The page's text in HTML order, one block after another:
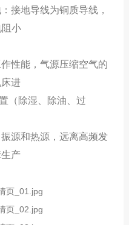
接地导线为铜质导线，
小
性能，气源压缩空气的
进
（除湿、除油、过
源和热源，远离高频发
产